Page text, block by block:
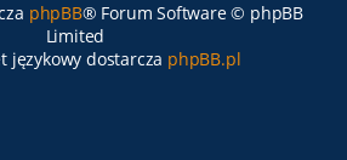
phpBB® Forum Software © phpBB
Limited
językowy dostarcza phpBB.pl